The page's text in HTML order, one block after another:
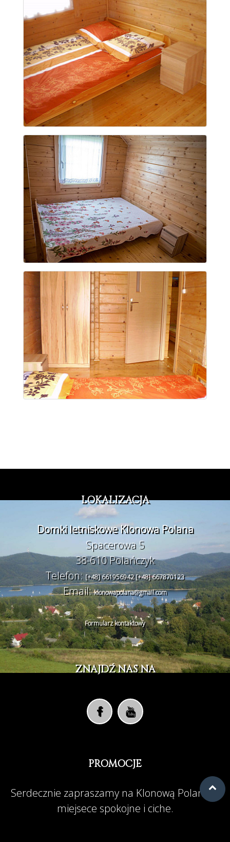
LOKALIZACJA
Domki letniskowe Klonowa Polana
Spacerowa 5
38-610 Polańczyk
Telefon: [+48] 661956942 [+48] 667870123
Email:klonowapolana@gmail.com
Formularz kontaktowy
ZNAJDŹ NAS NA
PROMOCJE
Serdecznie zapraszamy na Klonową Polanę w
miejsece spokojne i ciche.